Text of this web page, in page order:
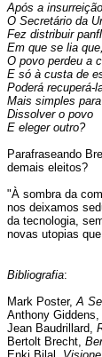
Após a
O Secretário da
Fez distribuir
Em que se lia
O povo perdeu a
E só à custa de
Poderá recuperá-
Mais simples
Dissolver o povo
E eleger outro?
Parafraseando
demais eleitos?
"À sombra da
nos deixamos
da tecnologia,
novas utopias
Bibliografia:
Mark Poster,A
Anthony Giddens,
Jean Baudrillard,
Bertolt Brecht,